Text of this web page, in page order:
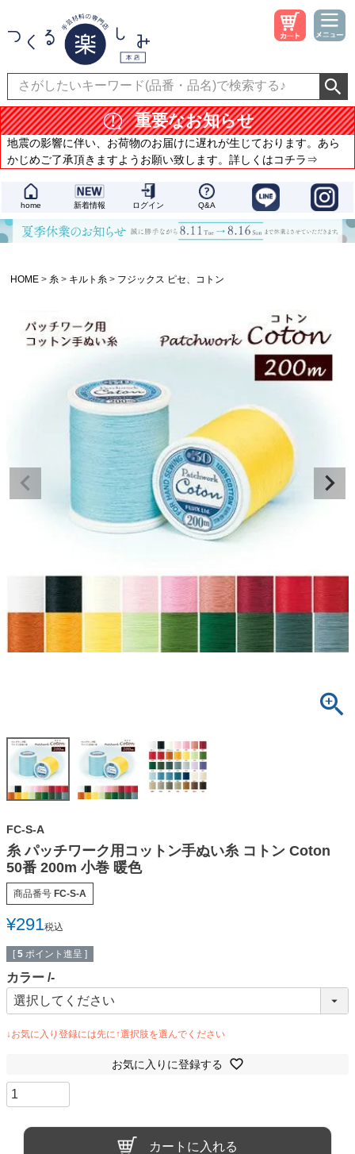
重要なお知らせ
地震の影響に伴い、お荷物のお届けに遅れが生じております。あら
かじめご了承頂きますようお願い致します。詳しくはコチラ⇒
home 新着情報 ログイン Q&A
HOME 糸 キルト糸 フジックス ピセ、コトン
FC-S-A
糸 パッチワーク用コットン手ぬい糸 コトン Coton
50番 200m 小巻 暖色
商品番号 FC-S-A
¥291税込
[ 5 ポイント進呈 ]
カラー -
お気に入りに登録する
カートに入れる